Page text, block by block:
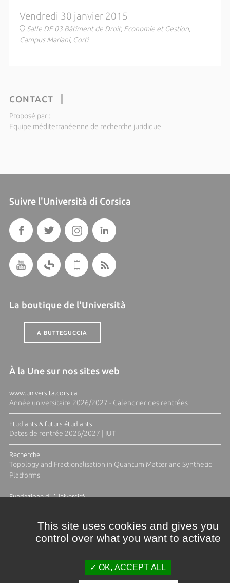
Vendredi 30 janvier 2015
Salle DE 03 Bâtiment de Droit, Economie et Gestion,
Campus Mariani, Corti
CONTACT
Proposé par :
Equipe méditerranéenne de recherche juridique
Suivre l'Università di Corsica
La boutique de l'Università
A BUTTEGUCCIA
À la Une sur nos sites web
www.universita.corsica
Année universitaire 2026/2027 - Calendrier des rentrées
Etudiants & futurs étudiants
Dates de rentrée 2026/2027 | IUT
Recherche
Topology and Fractionalisation in Quantum Matter and Synthetic
Platforms
Fundazione di l'Università
This site uses cookies and gives you
control over what you want to activate
OK, ACCEPT ALL